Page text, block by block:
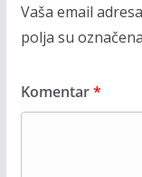
Vaša email
polja su
Komentar*